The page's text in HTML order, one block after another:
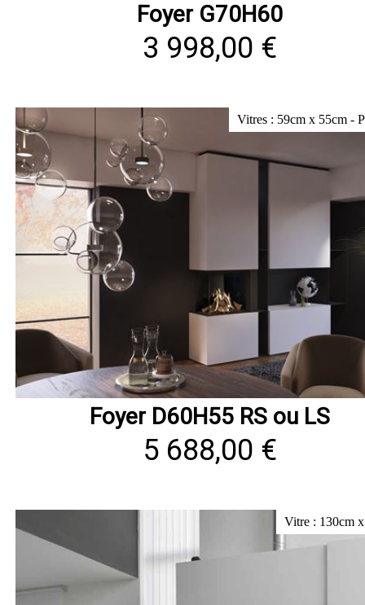
Foyer G70H60
3 998,00 €
Vitres : 59cm x 55cm -
Foyer D60H55 RS ou LS
5 688,00 €
Vitre : 130cm